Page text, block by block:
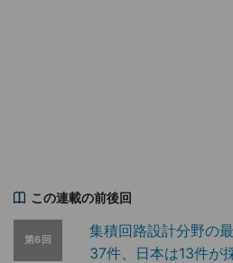
この連載の前後回
第6回
集積回路設計分野の
37件、日本は13件が